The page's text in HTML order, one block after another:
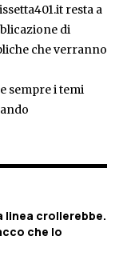
resta a
di
che verranno
sempre i temi
linea crollerebbe.
che lo